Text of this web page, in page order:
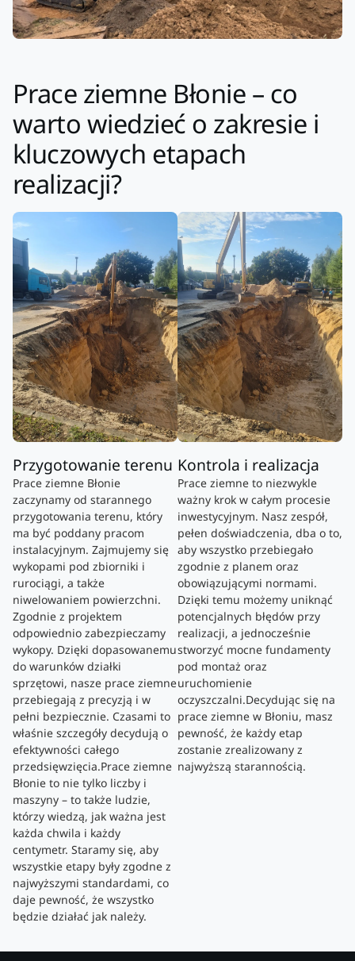
Prace ziemne Błonie – co
warto wiedzieć o zakresie i
kluczowych etapach
realizacji?
Przygotowanie terenu
Prace ziemne Błonie
zaczynamy od starannego
przygotowania terenu, który
ma być poddany pracom
instalacyjnym. Zajmujemy się
wykopami pod zbiorniki i
rurociągi, a także
niwelowaniem powierzchni.
Zgodnie z projektem
odpowiednio zabezpieczamy
wykopy. Dzięki dopasowanemu
do warunków działki
sprzętowi, nasze prace ziemne
przebiegają z precyzją i w
pełni bezpiecznie. Czasami to
właśnie szczegóły decydują o
efektywności całego
przedsięwzięcia.Prace ziemne
Błonie to nie tylko liczby i
maszyny – to także ludzie,
którzy wiedzą, jak ważna jest
każda chwila i każdy
centymetr. Staramy się, aby
wszystkie etapy były zgodne z
najwyższymi standardami, co
daje pewność, że wszystko
będzie działać jak należy.
Kontrola i realizacja
Prace ziemne to niezwykle
ważny krok w całym procesie
inwestycyjnym. Nasz zespół,
pełen doświadczenia, dba o to,
aby wszystko przebiegało
zgodnie z planem oraz
obowiązującymi normami.
Dzięki temu możemy uniknąć
potencjalnych błędów przy
realizacji, a jednocześnie
stworzyć mocne fundamenty
pod montaż oraz
uruchomienie
oczyszczalni.Decydując się na
prace ziemne w Błoniu, masz
pewność, że każdy etap
zostanie zrealizowany z
najwyższą starannością.